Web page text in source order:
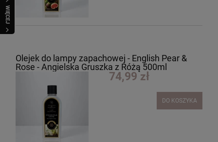
WIĘCEJ
Olejek do lampy zapachowej - English Pear &
Rose - Angielska Gruszka z Różą 500ml
74,99 zł
DO KOSZYKA